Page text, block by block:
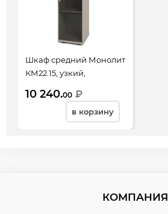
Шкаф средний Монолит
КМ22.15, узкий,
тонированным, 1 дверь,
374*390*1252, дуб
10 240.00 ₽
в корзину
КОМПАНИЯ